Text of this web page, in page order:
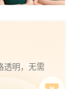
透明，无需